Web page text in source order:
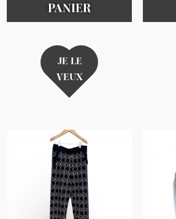
PANIER
JE LE
VEUX